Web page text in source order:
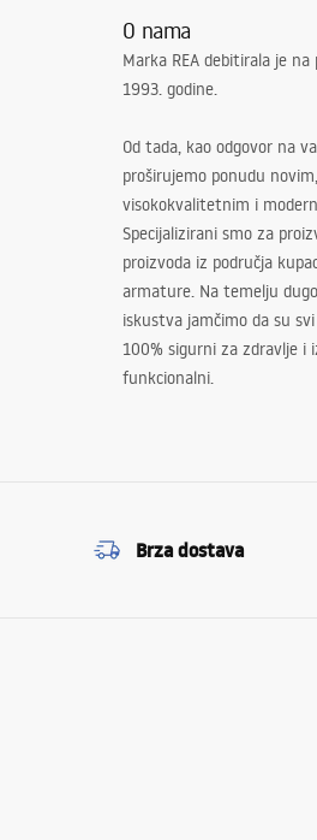
O nama
Marka REA debitirala je
1993. godine.
Od tada, kao odgovor na
proširujemo ponudu novim,
visokokvalitetnim i
Specijalizirani smo za
proizvoda iz područja
armature. Na temelju
iskustva jamčimo da su
100% sigurni za zdravlje i
funkcionalni.
Brza dostava